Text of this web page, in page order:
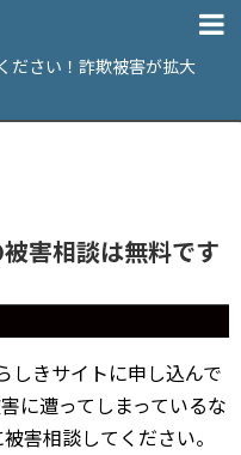
ださい！詐欺被害が拡大
害相談は無料です
しきサイトに申し込んで
に遭ってしまっているな
害相談してください。